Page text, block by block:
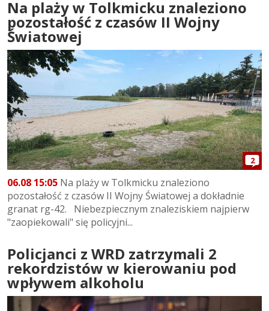
Na plaży w Tolkmicku znaleziono
pozostałość z czasów II Wojny
Światowej
2
06.08 15:05 Na plaży w Tolkmicku znaleziono
pozostałość z czasów II Wojny Światowej a dokładnie
granat rg-42. Niebezpiecznym znaleziskiem najpierw
"zaopiekowali" się policyjni...
Policjanci z WRD zatrzymali 2
rekordzistów w kierowaniu pod
wpływem alkoholu